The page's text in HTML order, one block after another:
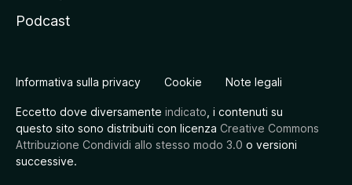
Podcast
Informativa sulla privacy Cookie Note legali
Eccetto dove diversamente indicato , i contenuti su
questo sito sono distribuiti con licenza Creative Commons
Attribuzione Condividi allo stesso modo 3.0 o versioni
successive.